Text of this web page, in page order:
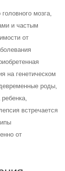
мозга,
и частым
от
на генетическом
роды,
ребенка,
встречается
от